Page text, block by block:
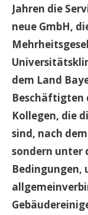
Jahren die
neue GmbH,
dem Land
Beschäftigten
Kollegen, die
sind, nach
sondern unter
Bedingungen,